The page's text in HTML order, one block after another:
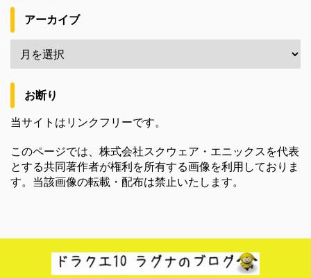
アーカイブ
お断り
当サイトはリンクフリーです。
このページでは、株式会社スクウェア・エニックスを代表
とする共同著作者が権利を所有する画像を利用しておりま
す。当該画像の転載・配布は禁止いたします。